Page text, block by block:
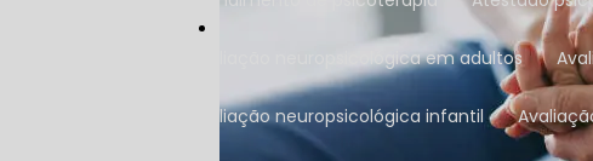
Avaliação neuropsicológica em adultos
Avaliação neuropsicológica infantil